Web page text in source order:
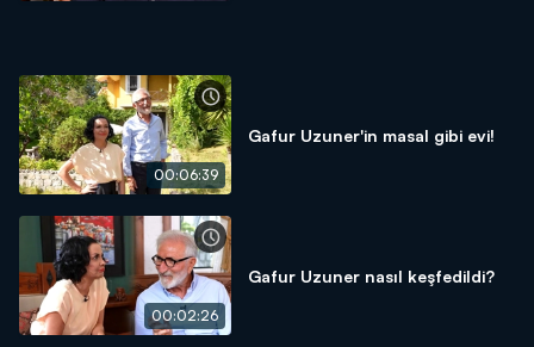
00:06:39
Gafur Uzuner'in masal gibi evi!
00:02:26
Gafur Uzuner nasıl keşfedildi?